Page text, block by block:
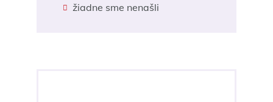
žiadne sme nenašli